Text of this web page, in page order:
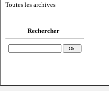
Toutes les archives
Rechercher